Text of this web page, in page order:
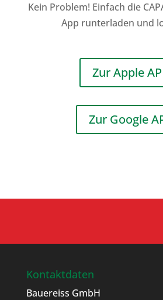
Kein Problem! Einfach die
App runterladen und
Zur Apple
Zur Google
Kontaktdaten
Bauereiss GmbH